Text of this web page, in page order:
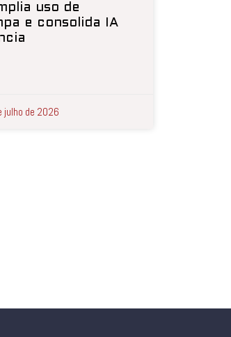
uso de
e consolida IA
julho de 2026